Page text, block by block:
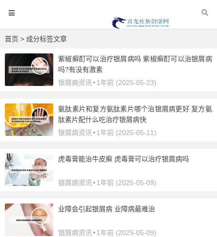
首页 > 成分标签文章
紫椒癣酊可以治疗银屑病吗 紫椒癣酊可以治银屑病
吗?有没有激素
银屑病资讯 •1年前 (2025-05-23)
氨肽素片和复方氨肽素片哪个治银屑病更好 复方氨
肽素片配什么吃治疗银屑病快
银屑病资讯 •1年前 (2025-05-11)
虎毒膏能治牛皮癣 虎毒膏可以治疗银屑病吗
银屑病资讯 •1年前 (2025-05-09)
业障会引起银屑病 业障病最难治
银屑病资讯 •1年前 (2025-05-09)